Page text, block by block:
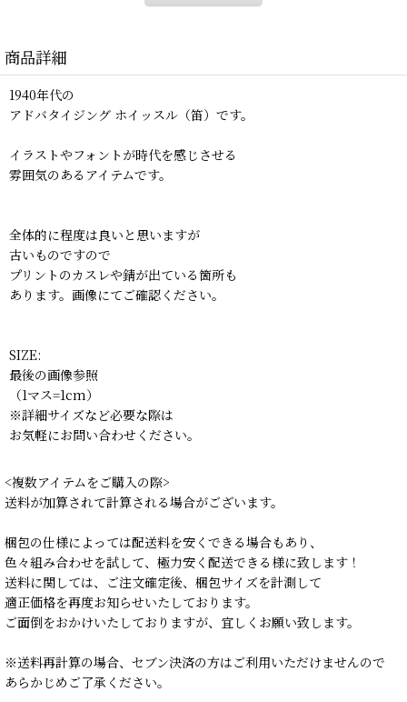
商品詳細
1940年代の
アドバタイジング ホイッスル（笛）です。
イラストやフォントが時代を感じさせる
雰囲気のあるアイテムです。
全体的に程度は良いと思いますが
古いものですので
プリントのカスレや錆が出ている箇所も
あります。画像にてご確認ください。
SIZE:
最後の画像参照
（1マス=1cm）
※詳細サイズなど必要な際は
お気軽にお問い合わせください。
<複数アイテムをご購入の際>
送料が加算されて計算される場合がございます。
梱包の仕様によっては配送料を安くできる場合もあり、
色々組み合わせを試して、極力安く配送できる様に致します！
送料に関しては、ご注文確定後、梱包サイズを計測して
適正価格を再度お知らせいたしております。
ご面倒をおかけいたしておりますが、宜しくお願い致します。
※送料再計算の場合、セブン決済の方はご利用いただけませんので
あらかじめご了承ください。